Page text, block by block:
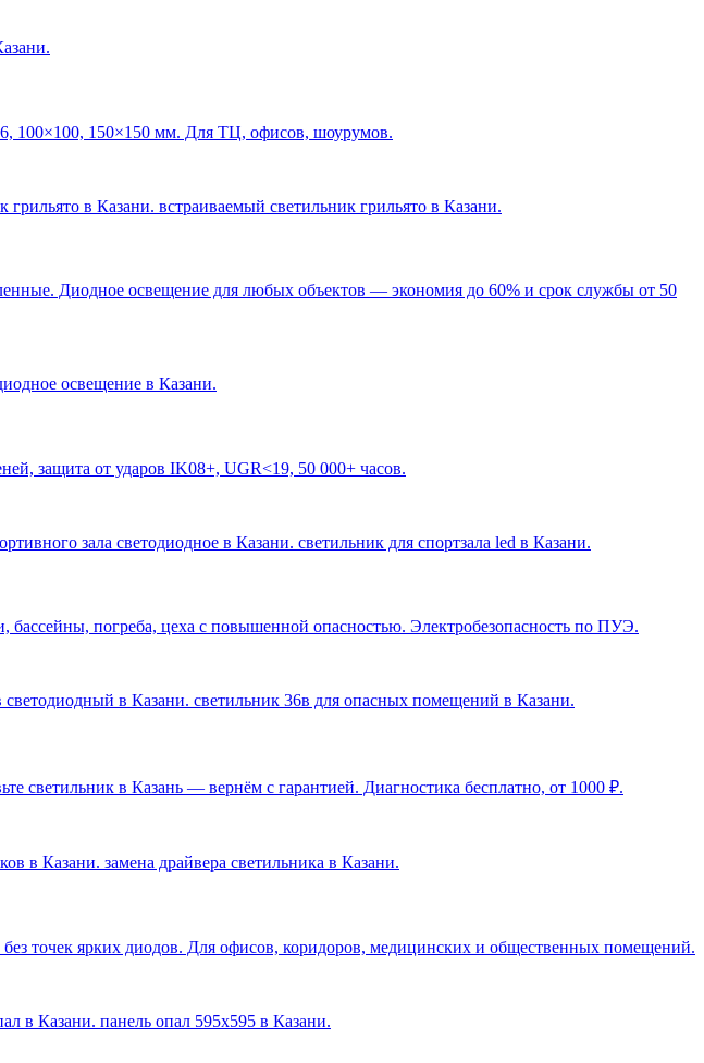
.
100×100, 150×150 мм. Для ТЦ, офисов, шоурумов.
в Казани. встраиваемый светильник грильято в Казани.
Диодное освещение для любых объектов — экономия до 60% и срок службы от 50
освещение в Казани.
защита от ударов IK08+, UGR<19, 50 000+ часов.
зала светодиодное в Казани. светильник для спортзала led в Казани.
погреба, цеха с повышенной опасностью. Электробезопасность по ПУЭ.
в Казани. светильник 36в для опасных помещений в Казани.
светильник в Казань — вернём с гарантией. Диагностика бесплатно, от 1000 ₽.
в Казани. замена драйвера светильника в Казани.
точек ярких диодов. Для офисов, коридоров, медицинских и общественных помещений.
в Казани. панель опал 595х595 в Казани.